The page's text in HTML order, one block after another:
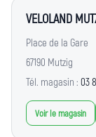
VELOLAND
Place de la Gare
67190 Mutzig
Tél. magasin : 03
Voir le magasin